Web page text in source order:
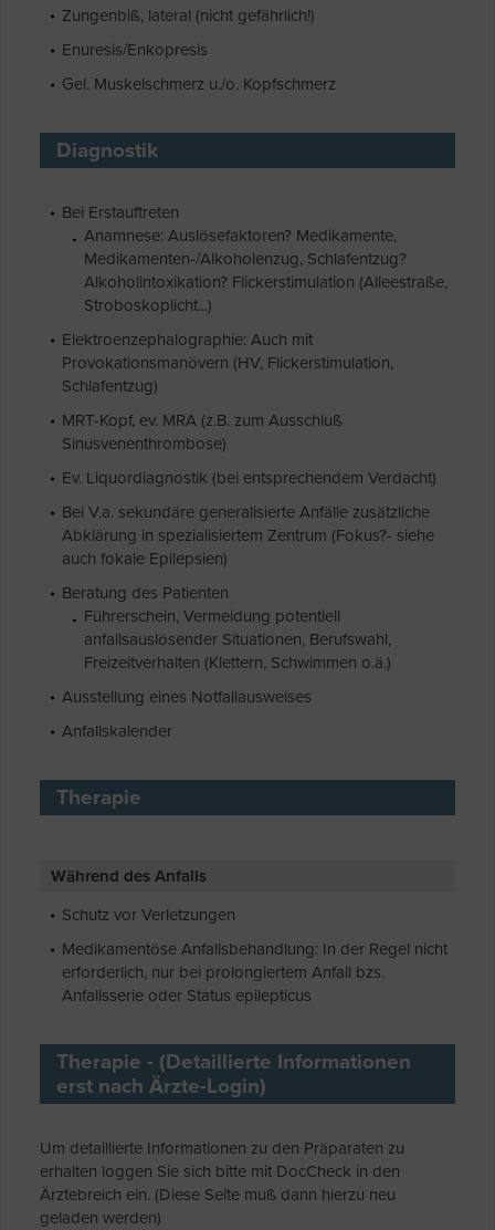
Zungenbiß, lateral (nicht gefährlich!)
Enuresis/Enkopresis
Gel. Muskelschmerz u./o. Kopfschmerz
Diagnostik
Bei Erstauftreten
Anamnese: Auslösefaktoren? Medikamente,
Medikamenten-/Alkoholenzug, Schlafentzug?
Alkoholintoxikation? Flickerstimulation (Alleestraße,
Stroboskoplicht...)
Elektroenzephalographie: Auch mit
Provokationsmanövern (HV, Flickerstimulation,
Schlafentzug)
MRT-Kopf, ev. MRA (z.B. zum Ausschluß
Sinusvenenthrombose)
Ev. Liquordiagnostik (bei entsprechendem Verdacht)
Bei V.a. sekundäre generalisierte Anfälle zusätzliche
Abklärung in spezialisiertem Zentrum (Fokus?- siehe
auch fokale Epilepsien)
Beratung des Patienten
Führerschein, Vermeidung potentiell
anfallsauslösender Situationen, Berufswahl,
Freizeitverhalten (Klettern, Schwimmen o.ä.)
Ausstellung eines Notfallausweises
Anfallskalender
Therapie
Während des Anfalls
Schutz vor Verletzungen
Medikamentöse Anfallsbehandlung: In der Regel nicht
erforderlich, nur bei prolongiertem Anfall bzs.
Anfallsserie oder Status epilepticus
Therapie - (Detaillierte Informationen
erst nach Ärzte-Login)
Um detaillierte Informationen zu den Präparaten zu
erhalten loggen Sie sich bitte mit DocCheck in den
Ärztebreich ein. (Diese Seite muß dann hierzu neu
geladen werden)